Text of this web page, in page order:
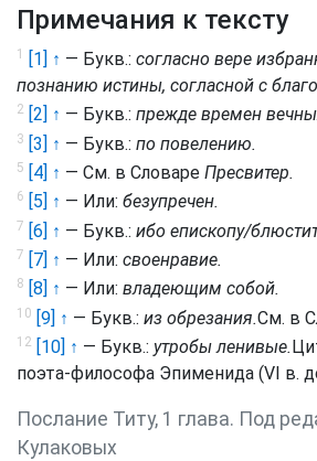
Примечания к тексту
1 [1] ↑ — Букв.: согласно вере
познанию истины, согласной с
2 [2] ↑ — Букв.: прежде времен
3 [3] ↑ — Букв.: по повелению.
5 [4] ↑ — См. в Словаре Пресвитер.
6 [5] ↑ — Или: безупречен.
7 [6] ↑ — Букв.: ибо епископу/
7 [7] ↑ — Или: своенравие.
8 [8] ↑ — Или: владеющим собой.
10 [9] ↑ — Букв.: из обрезания.См. в
12 [10] ↑ — Букв.: утробы ленивые.
поэта-философа Эпименида (VI в.
Послание Титу, 1 глава. Под
Кулаковых